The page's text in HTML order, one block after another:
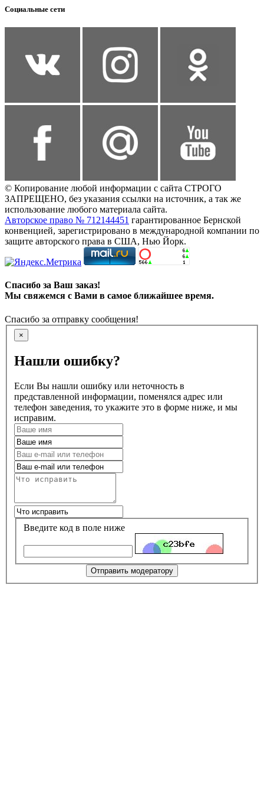
Социальные сети
© Копирование любой информации с сайта СТРОГО
ЗАПРЕЩЕНО, без указания ссылки на источник, а так же
использование любого материала сайта.
Авторское право № 712144451 гарантированное Бернской
конвенцией, зарегистрировано в международной компании по
защите авторского права в США, Нью Йорк.
Спасибо за Ваш заказ!
Мы свяжемся с Вами в самое ближайшее время.
Спасибо за отправку сообщения!
×
Нашли ошибку?
Если Вы нашли ошибку или неточность в
представленной информации, поменялся адрес или
телефон заведения, то укажите это в форме ниже, и мы
исправим.
Введите код в поле ниже
Отправить модератору